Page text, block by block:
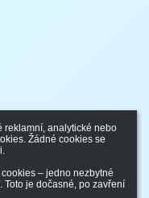
reklamní, analytické nebo
Žádné cookies se
– jedno nezbytné
je dočasné, po zavření